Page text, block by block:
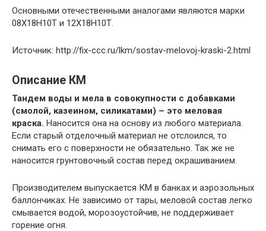
Основными отечественными аналогами являются марки
08Х18Н10Т и 12Х18Н10Т.
Источник: http://fix-ccc.ru/lkm/sostav-melovoj-kraski-2.html
Описание КМ
Тандем воды и мела в совокупности с добавками
(смолой, казеином, силикатами) – это меловая
краска. Наносится она на основу из любого материала.
Если старый отделочный материал не отслоился, то
снимать его с поверхности не обязательно. Так же не
наносится грунтовочный состав перед окрашиванием.
Производителем выпускается КМ в банках и аэрозольных
баллончиках. Не зависимо от тары, меловой состав легко
смывается водой, морозоустойчив, не поддерживает
горение огня.